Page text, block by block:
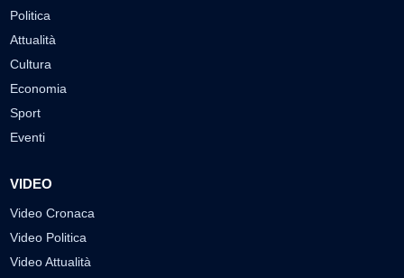
Politica
Attualità
Cultura
Economia
Sport
Eventi
VIDEO
Video Cronaca
Video Politica
Video Attualità